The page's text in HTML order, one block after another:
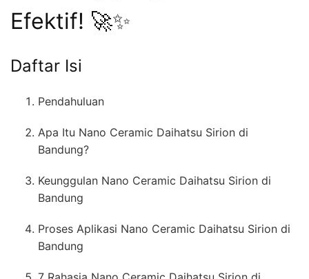
Efektif! 🚀✨
Daftar Isi
Pendahuluan
Apa Itu Nano Ceramic Daihatsu Sirion di
Bandung?
Keunggulan Nano Ceramic Daihatsu Sirion di
Bandung
Proses Aplikasi Nano Ceramic Daihatsu Sirion di
Bandung